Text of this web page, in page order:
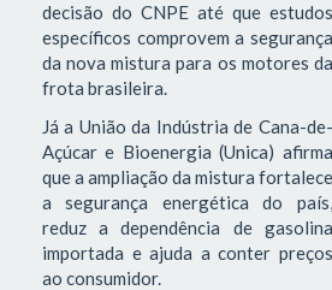
decisão do CNPE até que estudos
específicos comprovem a segurança
da nova mistura para os motores da
frota brasileira.
Já a União da Indústria de Cana-de-
Açúcar e Bioenergia (Unica) afirma
que a ampliação da mistura fortalece
a segurança energética do país,
reduz a dependência de gasolina
importada e ajuda a conter preços
ao consumidor.